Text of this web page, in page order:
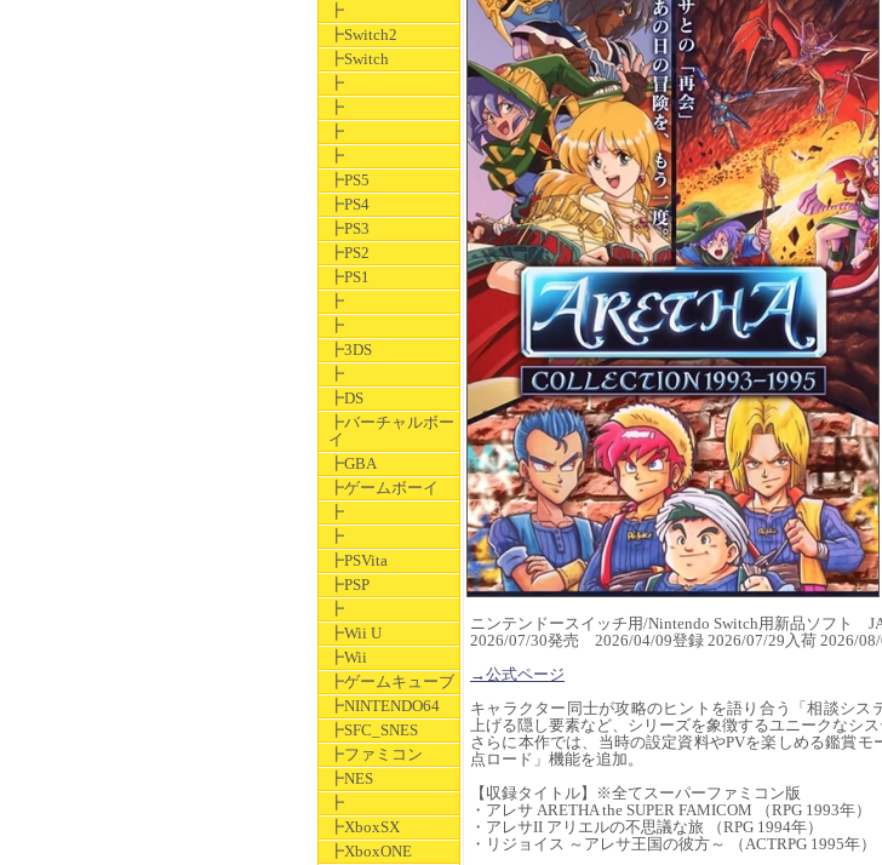
┣
┣Switch2
┣Switch
┣
┣
┣
┣
┣PS5
┣PS4
┣PS3
┣PS2
┣PS1
┣
┣
┣3DS
┣
┣DS
┣バーチャルボー
イ
┣GBA
┣ゲームボーイ
┣
┣
┣PSVita
┣PSP
┣
┣Wii U
┣Wii
┣ゲームキューブ
┣NINTENDO64
┣SFC_SNES
┣ファミコン
┣NES
┣
┣XboxSX
┣XboxONE
ニンテンドースイッチ用/Nintendo Switch用新品ソフト
2026/07/30発売 2026/04/09登録 2026/07/29入荷 2026/08/
→公式ページ
キャラクター同士が攻略のヒントを語り合う「相談シス
上げる隠し要素など、シリーズを象徴するユニークなシス
さらに本作では、当時の設定資料やPVを楽しめる鑑賞
点ロード」機能を追加。
【収録タイトル】※全てスーパーファミコン版
・アレサ ARETHA the SUPER FAMICOM （RPG 1993年）
・アレサII アリエルの不思議な旅 （RPG 1994年）
・リジョイス ～アレサ王国の彼方～ （ACTRPG 1995年）